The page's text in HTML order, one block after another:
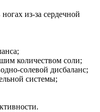
из-за сердечной
количеством соли;
солевой дисбаланс;
системы;